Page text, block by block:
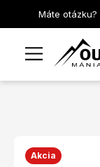
Máte otázku?
Akcia